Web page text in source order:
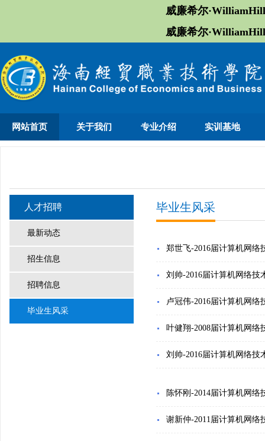
威廉希尔
威廉希尔
网站首页 关于我们 专业介绍 实训基地
人才招聘
最新动态
招生信息
招聘信息
毕业生风采
毕业生风采
郑世飞-2016届计算机网络
刘帅-2016届计算机网络技
卢冠伟-2016届计算机网络
叶健翔-2008届计算机网络
刘帅-2016届计算机网络技
陈怀刚-2014届计算机网络
谢新仲-2011届计算机网络